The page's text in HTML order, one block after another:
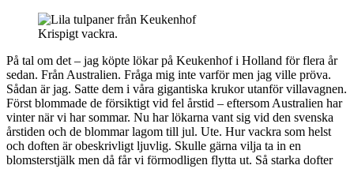
Krispigt vackra.
På tal om det – jag köpte lökar på Keukenhof i Holland för flera år
sedan. Från Australien. Fråga mig inte varför men jag ville pröva.
Sådan är jag. Satte dem i våra gigantiska krukor utanför villavagnen.
Först blommade de försiktigt vid fel årstid – eftersom Australien har
vinter när vi har sommar. Nu har lökarna vant sig vid den svenska
årstiden och de blommar lagom till jul. Ute. Hur vackra som helst
och doften är obeskrivligt ljuvlig. Skulle gärna vilja ta in en
blomsterstjälk men då får vi förmodligen flytta ut. Så starka dofter